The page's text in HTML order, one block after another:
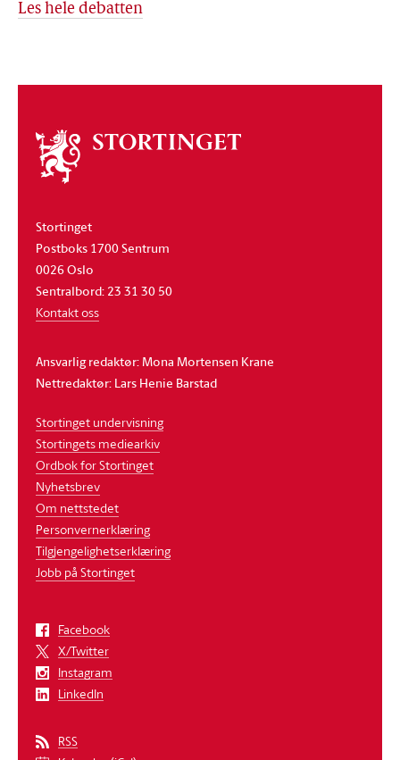
Les hele debatten
Om
stortinget
Stortinget
Postboks 1700 Sentrum
0026 Oslo
Sentralbord: 23 31 30 50
Kontakt oss
Ansvarlig redaktør: Mona Mortensen Krane
Nettredaktør: Lars Henie Barstad
Stortinget undervisning
Stortingets mediearkiv
Ordbok for Stortinget
Nyhetsbrev
Om nettstedet
Personvernerklæring
Tilgjengelighetserklæring
Jobb på Stortinget
Facebook
X/Twitter
Instagram
LinkedIn
RSS